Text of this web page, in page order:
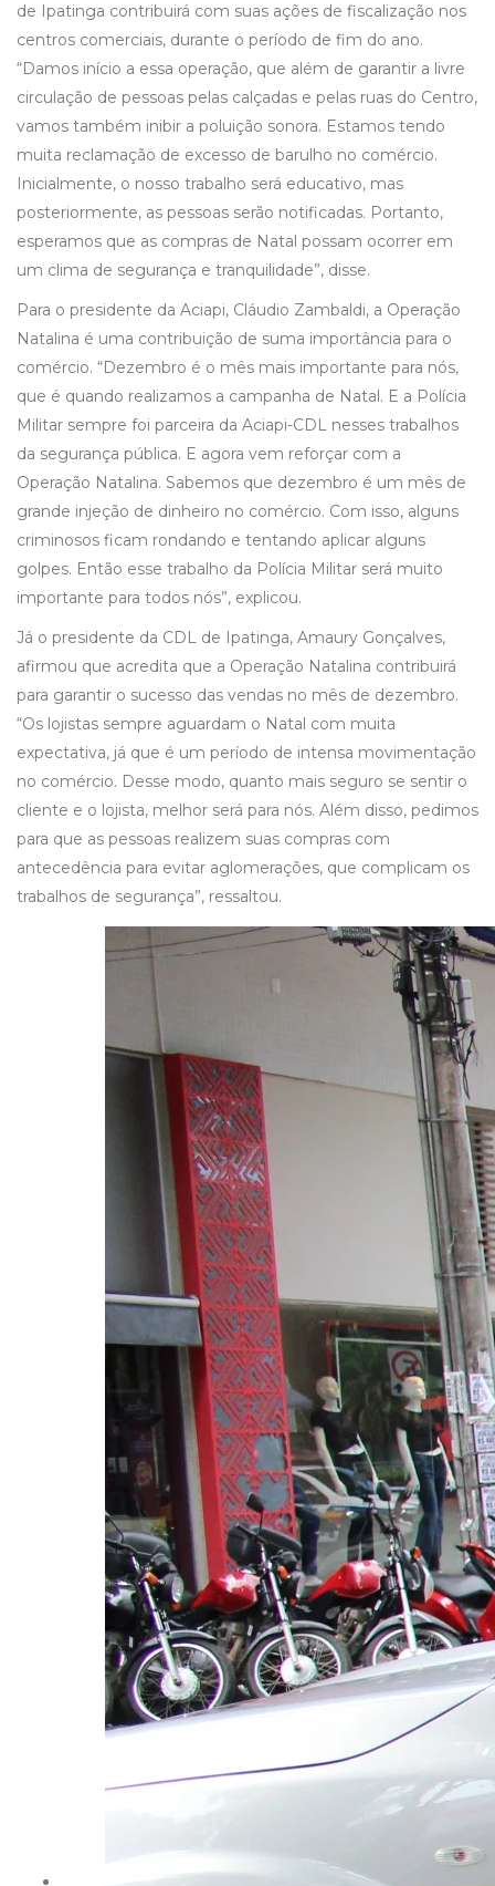
de Ipatinga contribuirá com suas ações de fiscalização nos
centros comerciais, durante o período de fim do ano.
“Damos início a essa operação, que além de garantir a livre
circulação de pessoas pelas calçadas e pelas ruas do Centro,
vamos também inibir a poluição sonora. Estamos tendo
muita reclamação de excesso de barulho no comércio.
Inicialmente, o nosso trabalho será educativo, mas
posteriormente, as pessoas serão notificadas. Portanto,
esperamos que as compras de Natal possam ocorrer em
um clima de segurança e tranquilidade”, disse.
Para o presidente da Aciapi, Cláudio Zambaldi, a Operação
Natalina é uma contribuição de suma importância para o
comércio. “Dezembro é o mês mais importante para nós,
que é quando realizamos a campanha de Natal. E a Polícia
Militar sempre foi parceira da Aciapi-CDL nesses trabalhos
da segurança pública. E agora vem reforçar com a
Operação Natalina. Sabemos que dezembro é um mês de
grande injeção de dinheiro no comércio. Com isso, alguns
criminosos ficam rondando e tentando aplicar alguns
golpes. Então esse trabalho da Polícia Militar será muito
importante para todos nós”, explicou.
Já o presidente da CDL de Ipatinga, Amaury Gonçalves,
afirmou que acredita que a Operação Natalina contribuirá
para garantir o sucesso das vendas no mês de dezembro.
“Os lojistas sempre aguardam o Natal com muita
expectativa, já que é um período de intensa movimentação
no comércio. Desse modo, quanto mais seguro se sentir o
cliente e o lojista, melhor será para nós. Além disso, pedimos
para que as pessoas realizem suas compras com
antecedência para evitar aglomerações, que complicam os
trabalhos de segurança”, ressaltou.